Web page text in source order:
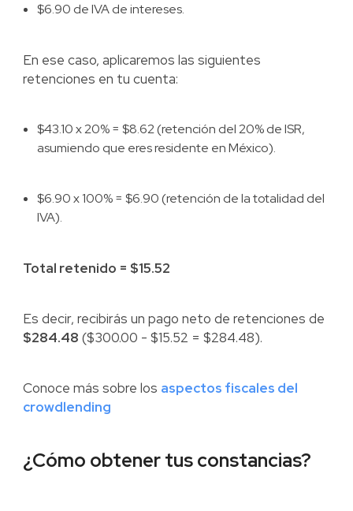
$6.90 de IVA de intereses.
En ese caso, aplicaremos las siguientes
retenciones en tu cuenta:
$43.10 x 20% = $8.62 (retención del 20% de ISR,
asumiendo que eres residente en México).
$6.90 x 100% = $6.90 (retención de la totalidad del
IVA).
Total retenido = $15.52
Es decir, recibirás un pago neto de retenciones de
$284.48 ($300.00 - $15.52 = $284.48).
Conoce más sobre los aspectos fiscales del
crowdlending
¿Cómo obtener tus constancias?